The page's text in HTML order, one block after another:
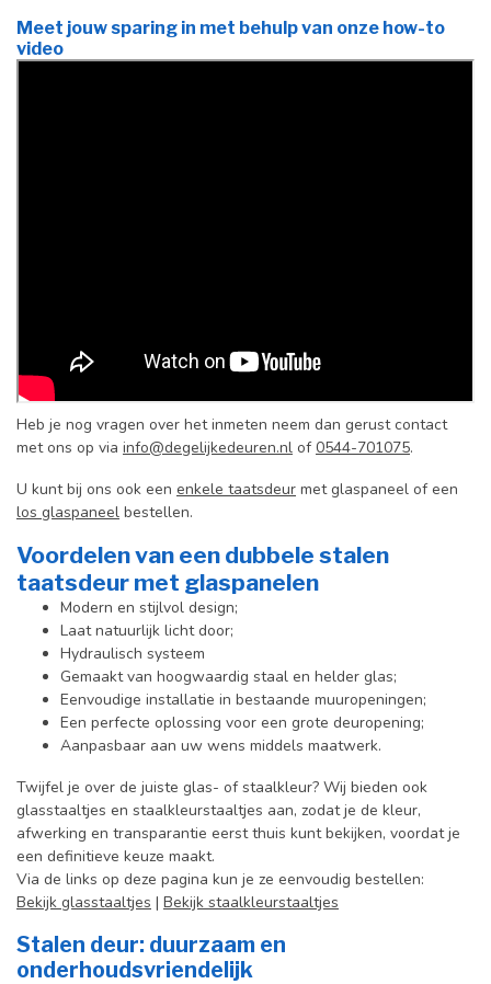
Meet jouw sparing in met behulp van onze how-to
video
Heb je nog vragen over het inmeten neem dan gerust contact
met ons op via info@degelijkedeuren.nl of0544-701075.
U kunt bij ons ook een enkele taatsdeur met glaspaneel of een
los glaspaneel bestellen.
Voordelen van een dubbele stalen
taatsdeur met glaspanelen
Modern en stijlvol design;
Laat natuurlijk licht door;
Hydraulisch systeem
Gemaakt van hoogwaardig staal en helder glas;
Eenvoudige installatie in bestaande muuropeningen;
Een perfecte oplossing voor een grote deuropening;
Aanpasbaar aan uw wens middels maatwerk.
Twijfel je over de juiste glas- of staalkleur? Wij bieden ook
glasstaaltjes en staalkleurstaaltjes aan, zodat je de kleur,
afwerking en transparantie eerst thuis kunt bekijken, voordat je
een definitieve keuze maakt.
Via de links op deze pagina kun je ze eenvoudig bestellen:
Bekijk glasstaaltjes | Bekijk staalkleurstaaltjes
Stalen deur: duurzaam en
onderhoudsvriendelijk